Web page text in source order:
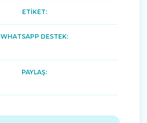
ETİKET:
WHATSAPP DESTEK:
PAYLAŞ: